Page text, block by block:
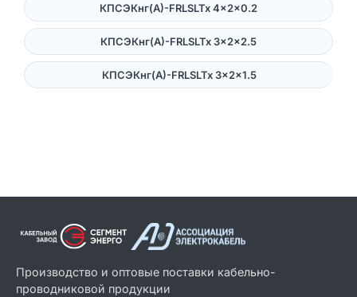
КПСЭКнг(А)-FRLSLTx 4×2×0.2
КПСЭКнг(А)-FRLSLTx 3×2×2.5
КПСЭКнг(А)-FRLSLTx 3×2×1.5
Производство и оптовые поставки кабельно-
проводниковой продукции